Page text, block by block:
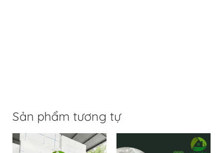
Sản phẩm tương tự